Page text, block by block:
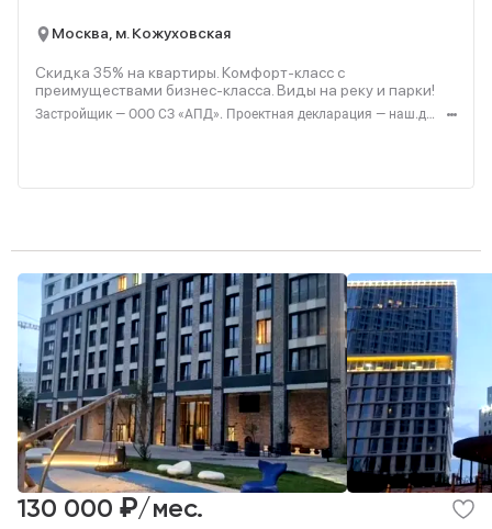
Москва, м. Кожуховская
Скидка 35% на квартиры. Комфорт-класс с
преимуществами бизнес-класса. Виды на реку и парки!
Застройщик — ООО СЗ «АПД». Проектная декларация — наш.дом.рф. Акция до 28.02.2026. Не оферта. Подробности — Level.ru
130 000 ₽/мес.